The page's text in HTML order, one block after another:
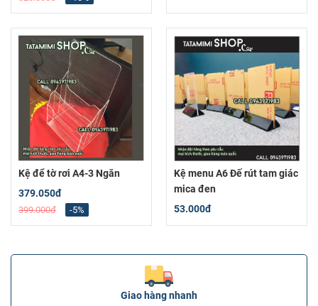
Kệ để tờ rơi A4-3 Ngăn
379.050đ
399.000đ -5%
Kệ menu A6 Đế rút tam giác
mica đen
53.000đ
Giao hàng nhanh